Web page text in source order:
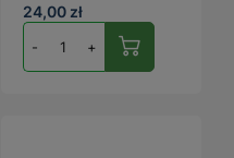
24,00 zł
- +